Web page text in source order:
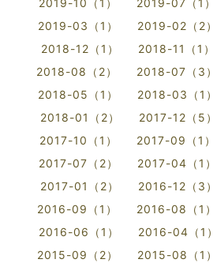
2019-10（1）
2019-07（1）
2019-03（1）
2019-02（2）
2018-12（1）
2018-11（1）
2018-08（2）
2018-07（3）
2018-05（1）
2018-03（1）
2018-01（2）
2017-12（5）
2017-10（1）
2017-09（1）
2017-07（2）
2017-04（1）
2017-01（2）
2016-12（3）
2016-09（1）
2016-08（1）
2016-06（1）
2016-04（1）
2015-09（2）
2015-08（1）